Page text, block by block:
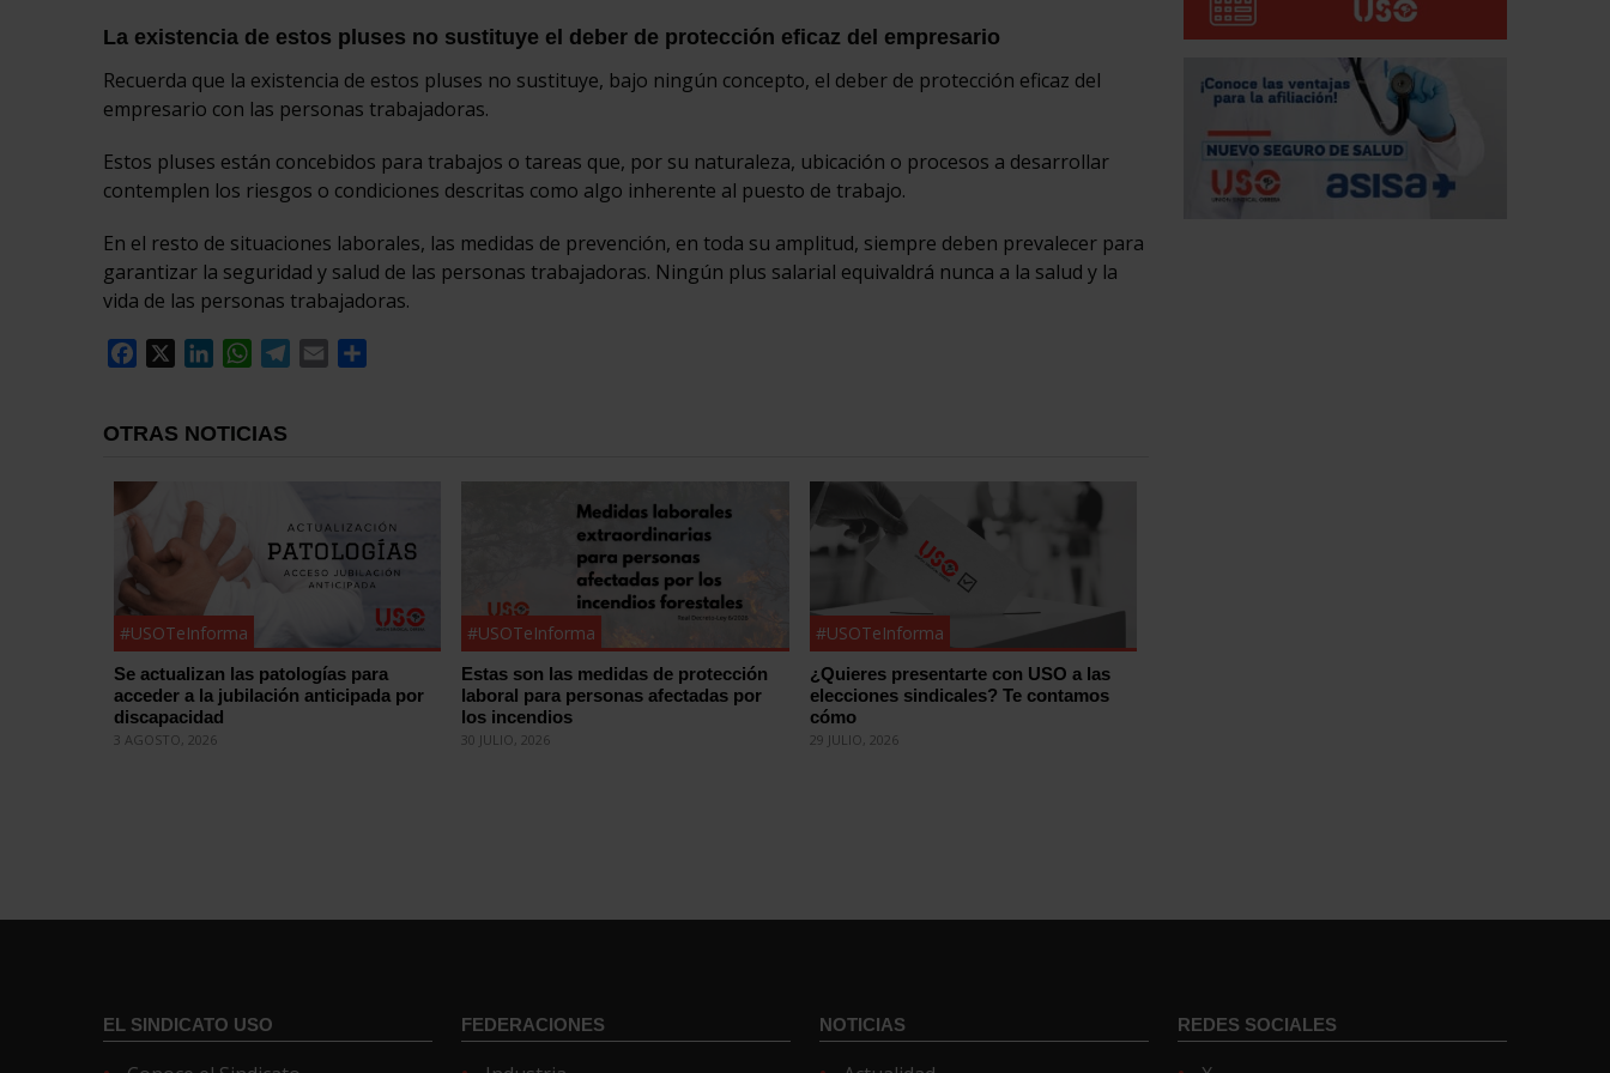
La existencia de estos pluses no sustituye el deber de protección eficaz del empresario
Recuerda que la existencia de estos pluses no sustituye, bajo ningún concepto, el deber de protección eficaz del
empresario con las personas trabajadoras.
Estos pluses están concebidos para trabajos o tareas que, por su naturaleza, ubicación o procesos a desarrollar
contemplen los riesgos o condiciones descritas como algo inherente al puesto de trabajo.
En el resto de situaciones laborales, las medidas de prevención, en toda su amplitud, siempre deben prevalecer para
garantizar la seguridad y salud de las personas trabajadoras. Ningún plus salarial equivaldrá nunca a la salud y la
vida de las personas trabajadoras.
Facebook
LinkedInWhatsApp
Telegram
Email
OTRAS NOTICIAS
#USOTeInforma
Se actualizan las patologías para
acceder a la jubilación anticipada por
discapacidad
3 AGOSTO, 2026
#USOTeInforma
Estas son las medidas de protección
laboral para personas afectadas por
los incendios
30 JULIO, 2026
#USOTeInforma
¿Quieres presentarte con USO a las
elecciones sindicales? Te contamos
cómo
29 JULIO, 2026
EL SINDICATO USO FEDERACIONES NOTICIAS REDES SOCIALES